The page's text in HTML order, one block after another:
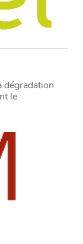
dégradation
le